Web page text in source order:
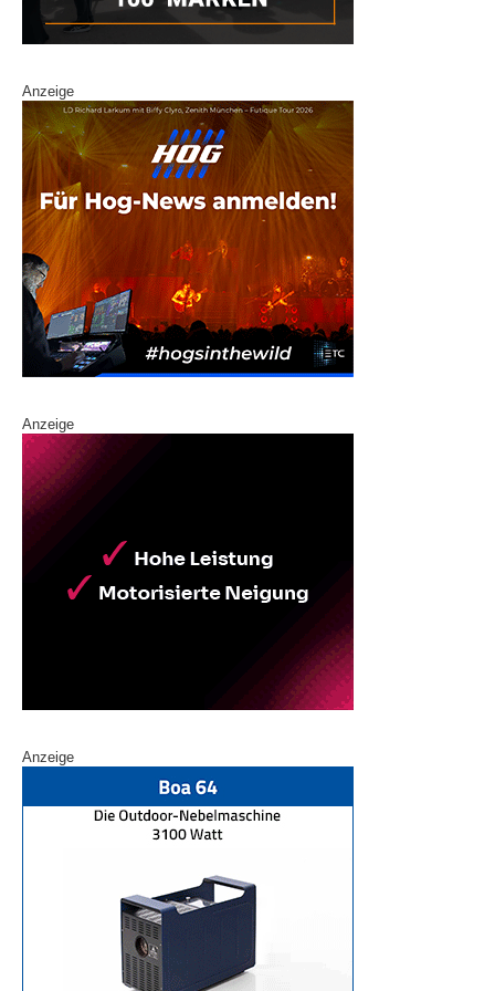
Anzeige
Anzeige
Anzeige